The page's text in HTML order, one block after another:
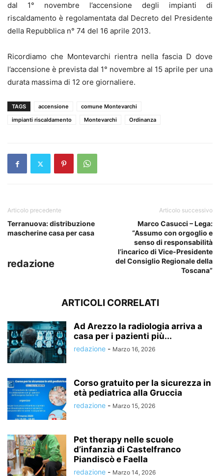
dal 1° novembre l’accensione degli impianti di
riscaldamento è regolamentata dal Decreto del Presidente
della Repubblica n° 74 del 16 aprile 2013.
Ricordiamo che Montevarchi rientra nella fascia D dove
l’accensione è prevista dal 1° novembre al 15 aprile per una
durata massima di 12 ore giornaliere.
TAGS accensione
comune Montevarchi
impianti riscaldamento
Montevarchi Ordinanza
Articolo precedente
Terranuova: distribuzione
mascherine casa per casa
Articolo successivo
Marco Casucci – Lega:
“Assumo con orgoglio e
senso di responsabilità
l’incarico di Vice-Presidente
del Consiglio Regionale della
Toscana”
redazione
ARTICOLI CORRELATI
Ad Arezzo la radiologia arriva a
casa per i pazienti più...
redazione - Marzo 16, 2026
Corso gratuito per la sicurezza in
età pediatrica alla Gruccia
redazione - Marzo 15, 2026
Pet therapy nelle scuole
d’infanzia di Castelfranco
Piandiscò e Faella
redazione - Marzo 14, 2026